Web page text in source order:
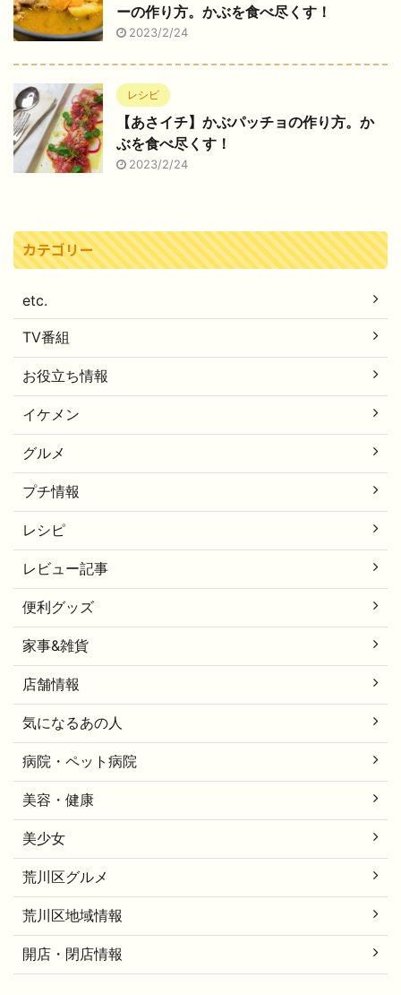
ーの作り方。かぶを食べ尽くす！
2023/2/24
レシピ
【あさイチ】かぶパッチョの作り方。か
ぶを食べ尽くす！
2023/2/24
カテゴリー
etc.
TV番組
お役立ち情報
イケメン
グルメ
プチ情報
レシピ
レビュー記事
便利グッズ
家事&雑貨
店舗情報
気になるあの人
病院・ペット病院
美容・健康
美少女
荒川区グルメ
荒川区地域情報
開店・閉店情報